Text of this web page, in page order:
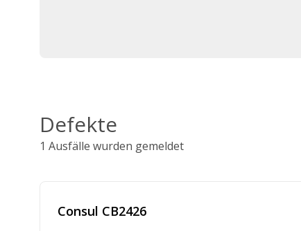
Defekte
1 Ausfälle wurden gemeldet
Consul CB2426